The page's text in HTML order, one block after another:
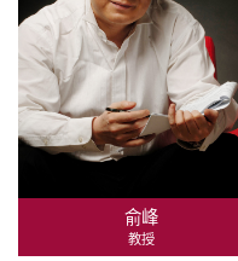
俞峰
教授